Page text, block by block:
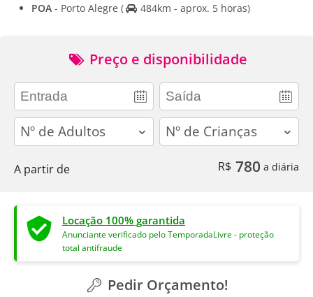
POA - Porto Alegre ( 484km - aprox. 5 horas)
Preço e disponibilidade
adults children
A partir de R$ 780 a diária
Locação 100% garantida
Anunciante verificado pelo TemporadaLivre - proteção
total antifraude
Pedir Orçamento!